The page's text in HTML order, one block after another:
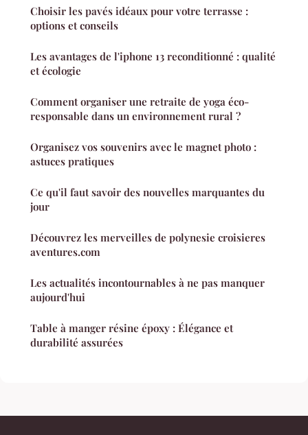
Choisir les pavés idéaux pour votre terrasse :
options et conseils
Les avantages de l'iphone 13 reconditionné : qualité
et écologie
Comment organiser une retraite de yoga éco-
responsable dans un environnement rural ?
Organisez vos souvenirs avec le magnet photo :
astuces pratiques
Ce qu'il faut savoir des nouvelles marquantes du
jour
Découvrez les merveilles de polynesie croisieres
aventures.com
Les actualités incontournables à ne pas manquer
aujourd'hui
Table à manger résine époxy : Élégance et
durabilité assurées